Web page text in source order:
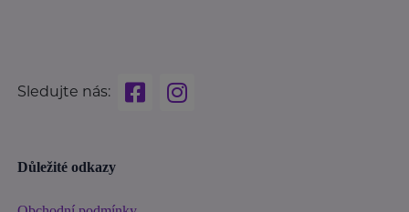
Sledujte nás:
Důležité odkazy